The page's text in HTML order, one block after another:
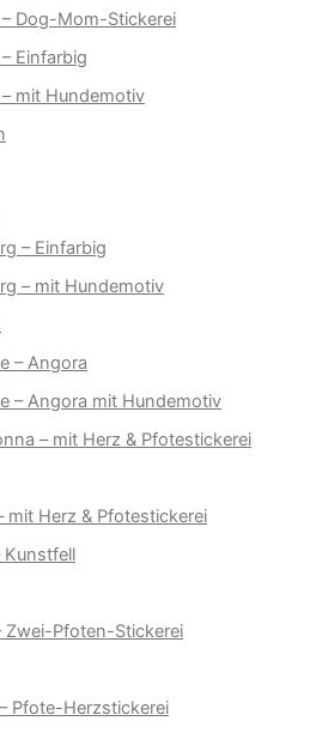
– Dog-Mom-Stickerei
Einfarbig
mit Hundemotiv
– Einfarbig
– mit Hundemotiv
– Angora
– Angora mit Hundemotiv
– mit Herz & Pfotestickerei
mit Herz & Pfotestickerei
Kunstfell
Zwei-Pfoten-Stickerei
Pfote-Herzstickerei